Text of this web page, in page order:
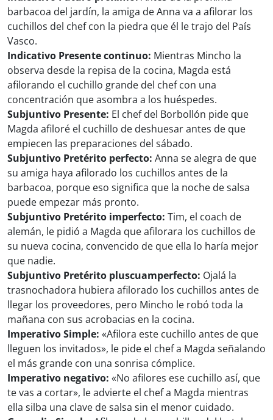
barbacoa del jardín, la amiga de Anna va a afilorar los
cuchillos del chef con la piedra que él le trajo del País
Vasco.
Indicativo Presente continuo: Mientras Mincho la
observa desde la repisa de la cocina, Magda está
afilorando el cuchillo grande del chef con una
concentración que asombra a los huéspedes.
Subjuntivo Presente: El chef del Borbollón pide que
Magda afiloré el cuchillo de deshuesar antes de que
empiecen las preparaciones del sábado.
Subjuntivo Pretérito perfecto: Anna se alegra de que
su amiga haya afilorado los cuchillos antes de la
barbacoa, porque eso significa que la noche de salsa
puede empezar más pronto.
Subjuntivo Pretérito imperfecto: Tim, el coach de
alemán, le pidió a Magda que afilorara los cuchillos de
su nueva cocina, convencido de que ella lo haría mejor
que nadie.
Subjuntivo Pretérito pluscuamperfecto: Ojalá la
trasnochadora hubiera afilorado los cuchillos antes de
llegar los proveedores, pero Mincho le robó toda la
mañana con sus acrobacias en la cocina.
Imperativo Simple: «Afilora este cuchillo antes de que
lleguen los invitados», le pide el chef a Magda señalando
el más grande con una sonrisa cómplice.
Imperativo negativo: «No afilores ese cuchillo así, que
te vas a cortar», le advierte el chef a Magda mientras
ella silba una clave de salsa sin el menor cuidado.